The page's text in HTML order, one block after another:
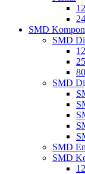
SMD
SMD
SMD
SMD
SMD